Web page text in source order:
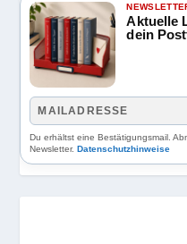
Aktuelle
dein
Du erhältst eine Bestätigungsmail.
Newsletter.Datenschutzhinweise